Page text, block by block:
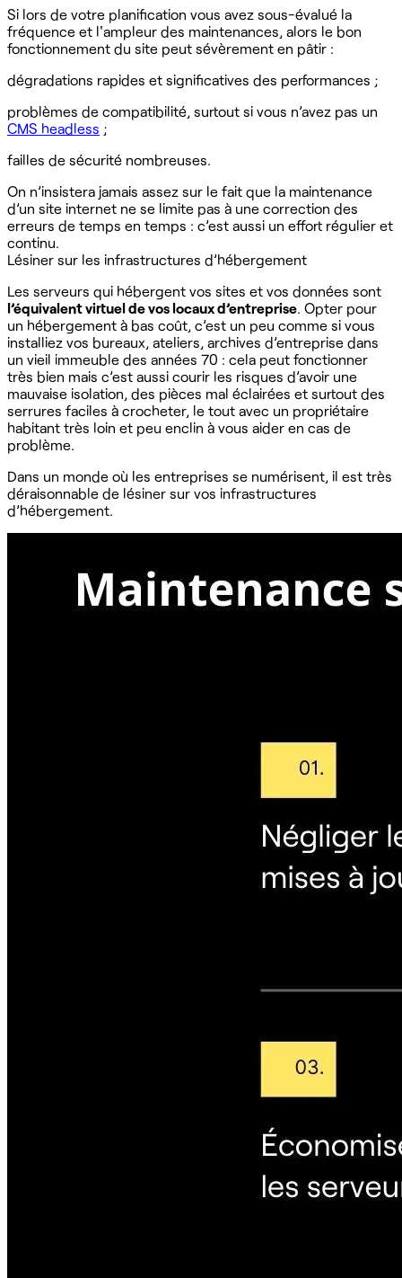
Si lors de votre planification vous avez sous-évalué la
fréquence et l'ampleur des maintenances, alors le bon
fonctionnement du site peut sévèrement en pâtir :
dégradations rapides et significatives des performances ;
problèmes de compatibilité, surtout si vous n’avez pas un
CMS headless ;
failles de sécurité nombreuses.
On n’insistera jamais assez sur le fait que la maintenance
d’un site internet ne se limite pas à une correction des
erreurs de temps en temps : c’est aussi un effort régulier et
continu.
Lésiner sur les infrastructures d’hébergement
Les serveurs qui hébergent vos sites et vos données sont
l’équivalent virtuel de vos locaux d’entreprise. Opter pour
un hébergement à bas coût, c’est un peu comme si vous
installiez vos bureaux, ateliers, archives d’entreprise dans
un vieil immeuble des années 70 : cela peut fonctionner
très bien mais c’est aussi courir les risques d’avoir une
mauvaise isolation, des pièces mal éclairées et surtout des
serrures faciles à crocheter, le tout avec un propriétaire
habitant très loin et peu enclin à vous aider en cas de
problème.
Dans un monde où les entreprises se numérisent, il est très
déraisonnable de lésiner sur vos infrastructures
d’hébergement.